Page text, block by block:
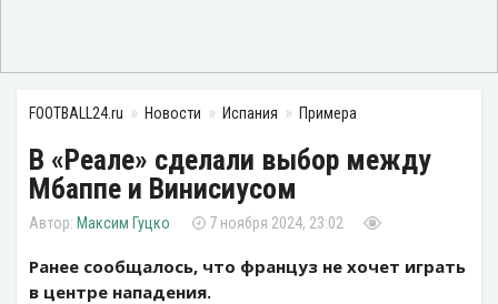
FOOTBALL24.ru Новости Испания Примера
В «Реале» сделали выбор между
Мбаппе и Винисиусом
Максим Гуцко 7 ноября 2024, 23:02
Ранее сообщалось, что француз не хочет играть
в центре нападения.